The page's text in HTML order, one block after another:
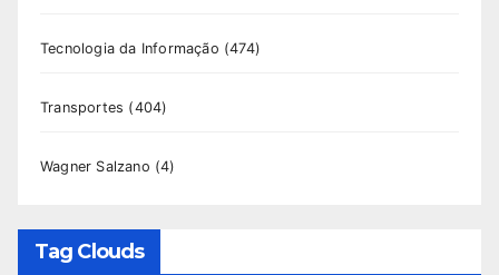
Tecnologia da Informação (474)
Transportes (404)
Wagner Salzano (4)
Tag Clouds